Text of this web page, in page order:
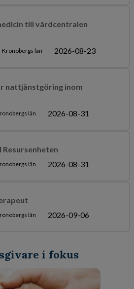
till vårdcentralen
Kronobergs län 2026-08-23
nattjänstgöring inom
län 2026-08-31
län 2026-08-31
län 2026-09-06
i fokus